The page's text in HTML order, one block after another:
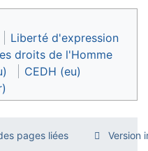
Liberté d'expression
droits de l'Homme
CEDH (eu)
pages liées Version